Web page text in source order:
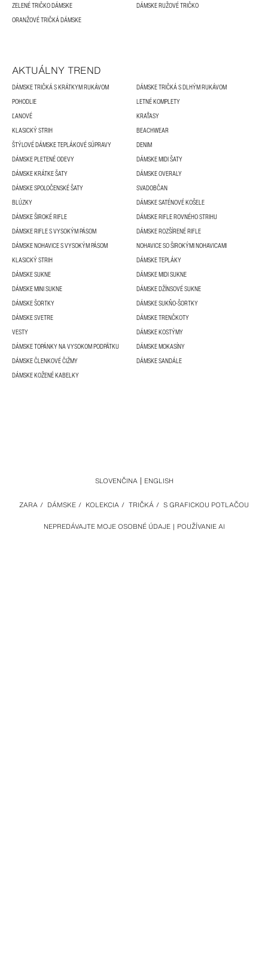
ZELENÉ TRIČKO DÁMSKE
DÁMSKE RUŽOVÉ TRIČKO
ORANŽOVÉ TRIČKÁ DÁMSKE
AKTUÁLNY TREND
DÁMSKE TRIČKÁ S KRÁTKYM RUKÁVOM
DÁMSKE TRIČKÁ S DLHÝM RUKÁVOM
POHODLIE
LETNÉ KOMPLETY
ĽANOVÉ
KRAŤASY
KLASICKÝ STRIH
BEACHWEAR
ŠTÝLOVÉ DÁMSKE TEPLÁKOVÉ SÚPRAVY
DENIM
DÁMSKE PLETENÉ ODEVY
DÁMSKE MIDI ŠATY
DÁMSKE KRÁTKE ŠATY
DÁMSKE OVERALY
DÁMSKE SPOLOČENSKÉ ŠATY
SVADOBČAN
BLÚZKY
DÁMSKE SATÉNOVÉ KOŠELE
DÁMSKE ŠIROKÉ RIFLE
DÁMSKE RIFLE ROVNÉHO STRIHU
DÁMSKE RIFLE S VYSOKÝM PÁSOM
DÁMSKE ROZŠÍRENÉ RIFLE
DÁMSKE NOHAVICE S VYSOKÝM PÁSOM
NOHAVICE SO ŠIROKÝMI NOHAVICAMI
KLASICKÝ STRIH
DÁMSKE TEPLÁKY
DÁMSKE SUKNE
DÁMSKE MIDI SUKNE
DÁMSKE MINI SUKNE
DÁMSKE DŽÍNSOVÉ SUKNE
DÁMSKE ŠORTKY
DÁMSKE SUKŇO-ŠORTKY
DÁMSKE SVETRE
DÁMSKE TRENČKOTY
VESTY
DÁMSKE KOSTÝMY
DÁMSKE TOPÁNKY NA VYSOKOM PODPÄTKU
DÁMSKE MOKASÍNY
DÁMSKE ČLENKOVÉ ČIŽMY
DÁMSKE SANDÁLE
DÁMSKE KOŽENÉ KABELKY
NEPREDÁVAJTE MOJE OSOBNÉ ÚDAJE POUŽÍVANIE AI
ZARA / DÁMSKE / KOLEKCIA / TRIČKÁ / S GRAFICKOU POTLAČOU
SLOVENČINA ENGLISH